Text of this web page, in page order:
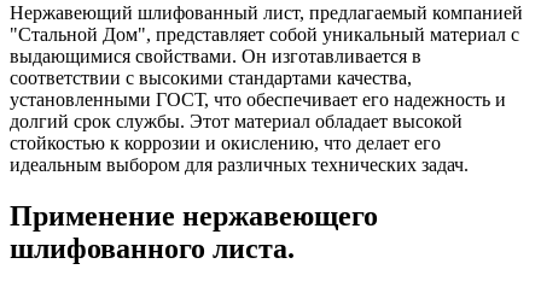
Нержавеющий шлифованный лист, предлагаемый компанией
"Стальной Дом", представляет собой уникальный материал с
выдающимися свойствами. Он изготавливается в
соответствии с высокими стандартами качества,
установленными ГОСТ, что обеспечивает его надежность и
долгий срок службы. Этот материал обладает высокой
стойкостью к коррозии и окислению, что делает его
идеальным выбором для различных технических задач.
Применение нержавеющего
шлифованного листа.